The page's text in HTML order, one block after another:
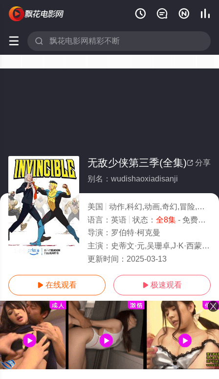
   
 
1-8全集/大结局
 分享
无敌少侠第三季(全集)
别名：wudishaoxiadisanji
美国
动作,科幻,动画,奇幻,冒险,欧美动漫
语言： 英语 状态： 全8集- 免费在线观看
导演： 罗伯特·柯克曼
主演： 史蒂文·元,吴珊卓,J·K·西蒙斯,沃尔顿·戈金斯,塞斯·罗根,吉莉安·雅各布斯,杰森·曼楚克斯,莎姬·贝兹,格蕾·德丽斯勒,扎克瑞·昆图,克里斯·迪亚
更新时间： 2025-03-13
 在线观看  极速观看